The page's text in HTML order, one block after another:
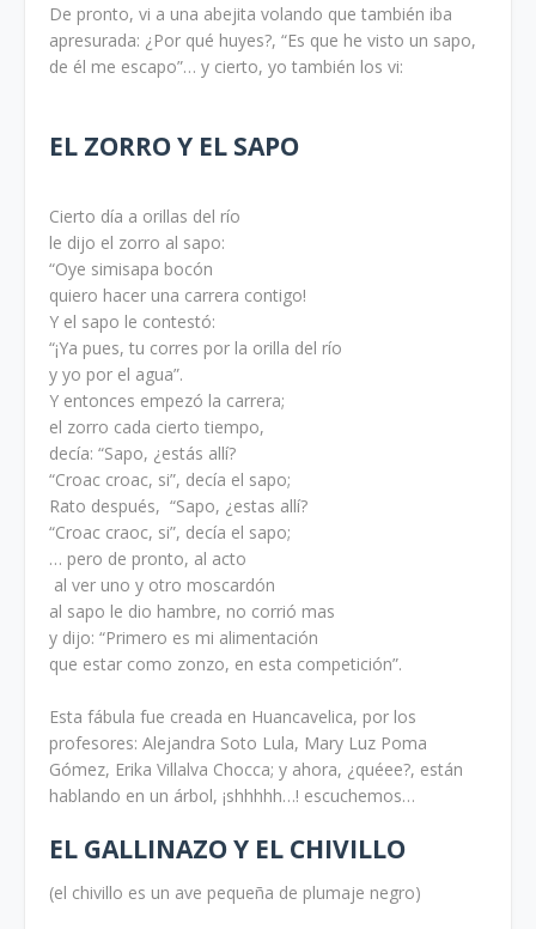
De pronto, vi a una abejita volando que también iba
apresurada: ¿Por qué huyes?, “Es que he visto un sapo,
de él me escapo”… y cierto, yo también los vi:
EL ZORRO Y EL SAPO
Cierto día a orillas del río
le dijo el zorro al sapo:
“Oye simisapa bocón
quiero hacer una carrera contigo!
Y el sapo le contestó:
“¡Ya pues, tu corres por la orilla del río
y yo por el agua”.
Y entonces empezó la carrera;
el zorro cada cierto tiempo,
decía: “Sapo, ¿estás allí?
“Croac croac, si”, decía el sapo;
Rato después, “Sapo, ¿estas allí?
“Croac craoc, si”, decía el sapo;
… pero de pronto, al acto
al ver uno y otro moscardón
al sapo le dio hambre, no corrió mas
y dijo: “Primero es mi alimentación
que estar como zonzo, en esta competición”.
Esta fábula fue creada en Huancavelica, por los
profesores: Alejandra Soto Lula, Mary Luz Poma
Gómez, Erika Villalva Chocca; y ahora, ¿quéee?, están
hablando en un árbol, ¡shhhhh…! escuchemos…
EL GALLINAZO Y EL CHIVILLO
(el chivillo es un ave pequeña de plumaje negro)